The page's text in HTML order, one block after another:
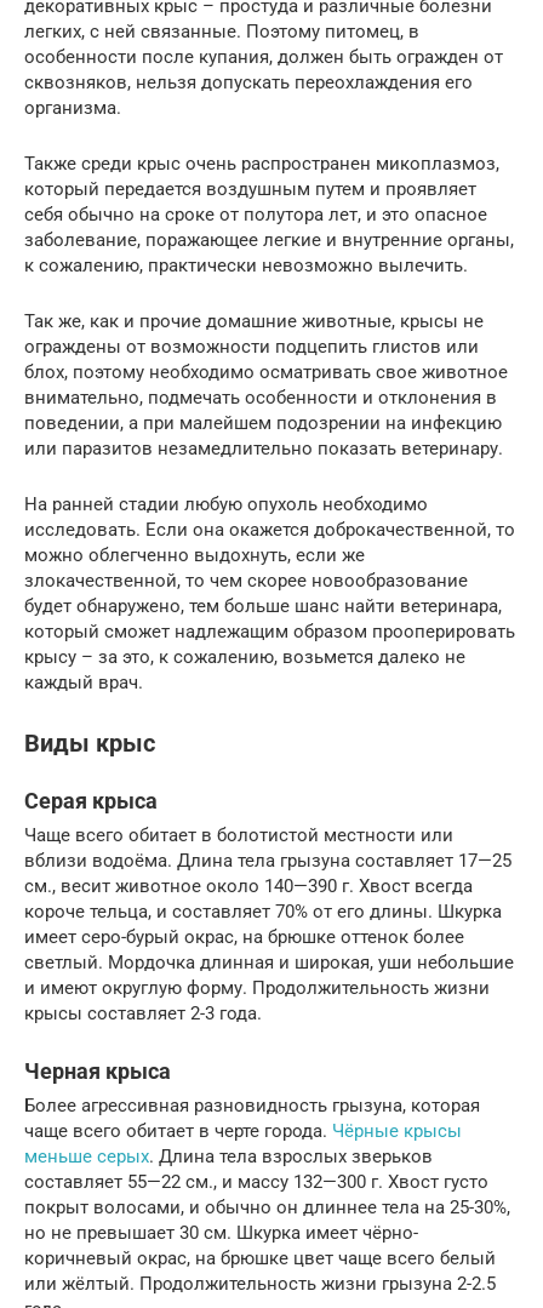
декоративных крыс – простуда и различные болезни
легких, с ней связанные. Поэтому питомец, в
особенности после купания, должен быть огражден от
сквозняков, нельзя допускать переохлаждения его
организма.
Также среди крыс очень распространен микоплазмоз,
который передается воздушным путем и проявляет
себя обычно на сроке от полутора лет, и это опасное
заболевание, поражающее легкие и внутренние органы,
к сожалению, практически невозможно вылечить.
Так же, как и прочие домашние животные, крысы не
ограждены от возможности подцепить глистов или
блох, поэтому необходимо осматривать свое животное
внимательно, подмечать особенности и отклонения в
поведении, а при малейшем подозрении на инфекцию
или паразитов незамедлительно показать ветеринару.
На ранней стадии любую опухоль необходимо
исследовать. Если она окажется доброкачественной, то
можно облегченно выдохнуть, если же
злокачественной, то чем скорее новообразование
будет обнаружено, тем больше шанс найти ветеринара,
который сможет надлежащим образом прооперировать
крысу – за это, к сожалению, возьмется далеко не
каждый врач.
Виды крыс
Серая крыса
Чаще всего обитает в болотистой местности или
вблизи водоёма. Длина тела грызуна составляет 17—25
см., весит животное около 140—390 г. Хвост всегда
короче тельца, и составляет 70% от его длины. Шкурка
имеет серо-бурый окрас, на брюшке оттенок более
светлый. Мордочка длинная и широкая, уши небольшие
и имеют округлую форму. Продолжительность жизни
крысы составляет 2-3 года.
Черная крыса
Более агрессивная разновидность грызуна, которая
чаще всего обитает в черте города. Чёрные крысы
меньше серых. Длина тела взрослых зверьков
составляет 55—22 см., и массу 132—300 г. Хвост густо
покрыт волосами, и обычно он длиннее тела на 25-30%,
но не превышает 30 см. Шкурка имеет чёрно-
коричневый окрас, на брюшке цвет чаще всего белый
или жёлтый. Продолжительность жизни грызуна 2-2.5